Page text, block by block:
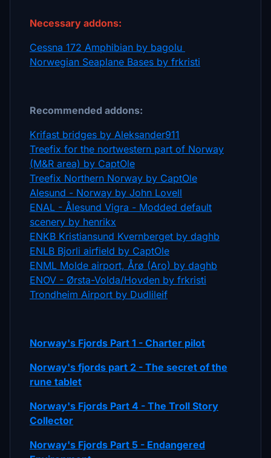
Necessary addons:
Cessna 172 Amphibian by bagolu
Norwegian Seaplane Bases by frkristi
Recommended addons:
Krifast bridges by Aleksander911
Treefix for the nortwestern part of Norway
(M&R area) by CaptOle
Treefix Northern Norway by CaptOle
Alesund - Norway by John Lovell
ENAL - Ålesund Vigra - Modded default
scenery by henrikx
ENKB Kristiansund Kvernberget by daghb
ENLB Bjorli airfield by CaptOle
ENML Molde airport, Årø (Aro) by daghb
ENOV - Ørsta-Volda/Hovden by frkristi
Trondheim Airport by Dudlileif
Norway's Fjords Part 1 - Charter pilot
Norway's fjords part 2 - The secret of the
rune tablet
Norway's Fjords Part 4 - The Troll Story
Collector
Norway's Fjords Part 5 - Endangered